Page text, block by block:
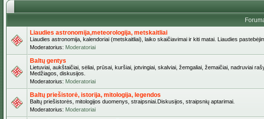
Liaudies astronomija,meteorologija, metskaitliai
Liaudies astronomija, kalendoriai (metskaitliai), laiko skaičiavimai ir kiti matai. Liaudies
Moderatorius: Moderatoriai
Baltų gentys
Lietuviai, aukštaičiai, sėliai, prūsai, kuršiai, jotvingiai, skalviai, žemgaliai, žemaičiai, nadruviai
Medžiagos, diskusijos.
Moderatorius: Moderatoriai
Baltų priešistorė, istorija, mitologija, legendos
Baltų priešistorės, mitologijos duomenys, straipsniai.Diskusijos, straipsnių aptarimai.
Moderatorius: Moderatoriai